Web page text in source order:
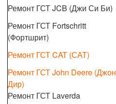
Ремонт ГСТ JCB (Джи Си Би)
Ремонт ГСТ Fortschritt
(Фортшрит)
Ремонт ГСТ CAT (САТ)
Ремонт ГСТ John Deere (Джон
Дир)
Ремонт ГСТ Laverda